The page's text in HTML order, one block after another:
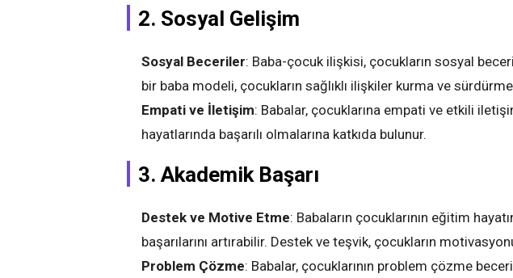
2. Sosyal Gelişim
Sosyal Beceriler: Baba-çocuk ilişkisi, çocukların sosyal
bir baba modeli, çocukların sağlıklı ilişkiler kurma ve
Empati ve İletişim: Babalar, çocuklarına empati ve etkili
hayatlarında başarılı olmalarına katkıda bulunur.
3. Akademik Başarı
Destek ve Motive Etme: Babaların çocuklarının eğitim
başarılarını artırabilir. Destek ve teşvik, çocukların
Problem Çözme: Babalar, çocuklarının problem çözme